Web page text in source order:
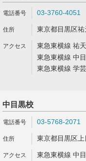
03-3760-4051
東京都目黒区
東急東横線 祐
東急東横線 中
東急東横線 学
中目黒校
03-5768-2071
東京都目黒区
東急東横線 中